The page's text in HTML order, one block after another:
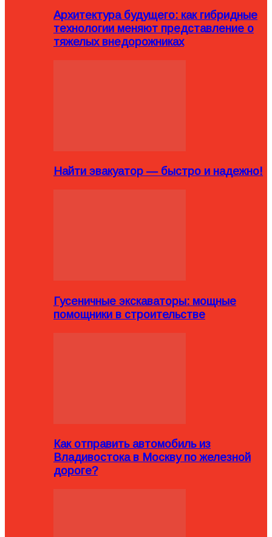
Архитектура будущего: как гибридные
технологии меняют представление о
тяжелых внедорожниках
Найти эвакуатор — быстро и надежно!
Гусеничные экскаваторы: мощные
помощники в строительстве
Как отправить автомобиль из
Владивостока в Москву по железной
дороге?